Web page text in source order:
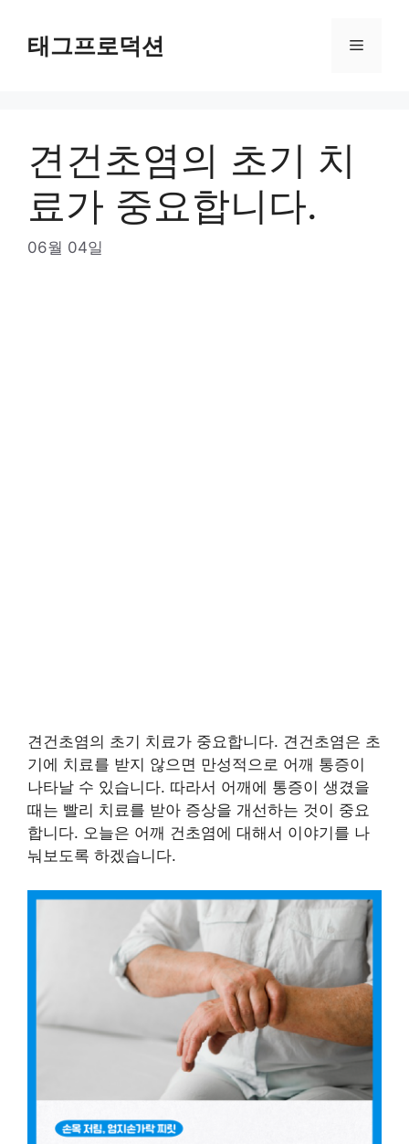
content태그프로덕션 Menu
견건초염의 초기 치
료가 중요합니다.
06월 04일
견건초염의 초기 치료가 중요합니다. 견건초염은 초
기에 치료를 받지 않으면 만성적으로 어깨 통증이
나타날 수 있습니다. 따라서 어깨에 통증이 생겼을
때는 빨리 치료를 받아 증상을 개선하는 것이 중요
합니다. 오늘은 어깨 건초염에 대해서 이야기를 나
눠보도록 하겠습니다.